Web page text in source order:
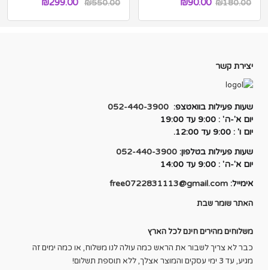
₪180.00
₪90.00
₪550.00
₪299.00
יצירת קשר
שעות פעילות בוואטצפ: 052-440-3900
יום א'-ה' : 9:00 עד 19:00
יום ו' : 9:00 עד 12:00.
שעות פעילות בטלפון: 052-440-3900
יום א'-ה' : 9:00 עד 14:00
אימייל: free0722831113@gmail.com
האתר שומר שבת
משלוחים מהירים חינם לכל הארץ
כבר לא צריך לשבור את הראש כמה עולה לנו משלוח, או כמה ימים זה
מגיע, עד 3 ימי עסקים והמוצר אצלך, ללא תוספת תשלום!